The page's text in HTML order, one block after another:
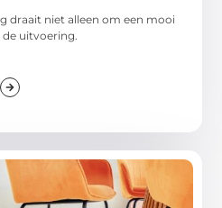
draait niet alleen om een mooi
uitvoering.